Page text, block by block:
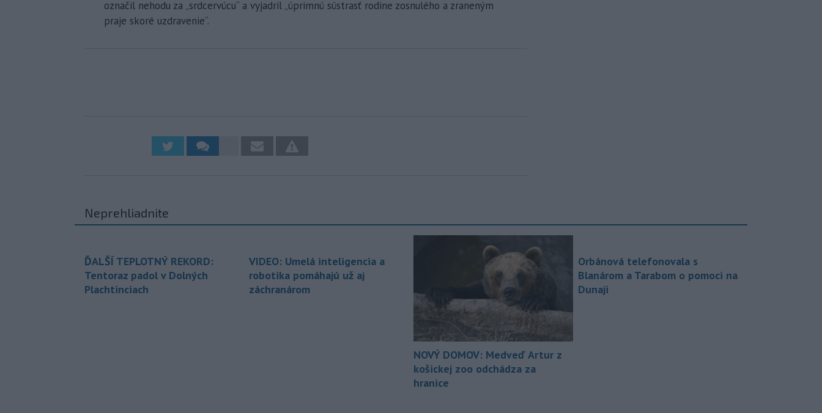
označil nehodu za „srdcervúcu“ a vyjadril „úprimnú sústrasť rodine zosnulého a zraneným
praje skoré uzdravenie“.
Neprehliadnite
ĎALŠÍ TEPLOTNÝ REKORD:
Tentoraz padol v Dolných
Plachtinciach
VIDEO: Umelá inteligencia a
robotika pomáhajú už aj
záchranárom
NOVÝ DOMOV: Medveď Artur z
košickej zoo odchádza za
hranice
Orbánová telefonovala s
Blanárom a Tarabom o pomoci na
Dunaji